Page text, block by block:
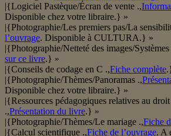
|{Logiciel Pastèque/Écran de vente .,
Disponible chez votre libraire.} »
|{Photographie/Les premiers pas/La
l’ouvrage. Disponible à CULTURA.} »
|{Photographie/Netteté des images/
sur ce livre.} »
|{Conseils de codage en C .,Fiche complète
|{Photographie/Thèmes/Panoramas .,
Disponible chez votre libraire.} »
|{Ressources pédagogiques relatives au droit
.,Présentation du livre.} »
|{Photographie/Thèmes/Le mariage .,Fiche
|{Calcul scientifique .,Fiche de l’ouvrage. A